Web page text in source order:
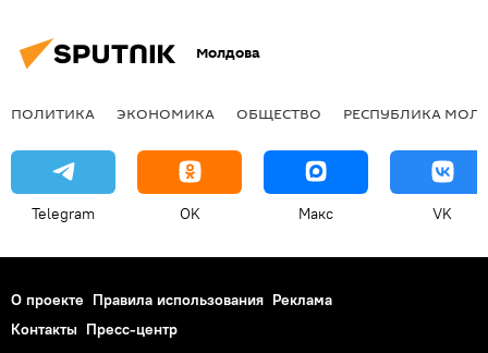
Молдова
ПОЛИТИКА ЭКОНОМИКА ОБЩЕСТВО РЕСПУБЛИКА
Telegram OK Макс VK
О проекте Правила использования Реклама
Контакты Пресс-центр